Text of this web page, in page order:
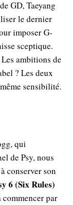
GD, Taeyang
le dernier
imposer G-
sceptique.
ambitions de
? Les deux
sensibilité.
qui
de Psy, nous
conserver son
6 (Six Rules)
par